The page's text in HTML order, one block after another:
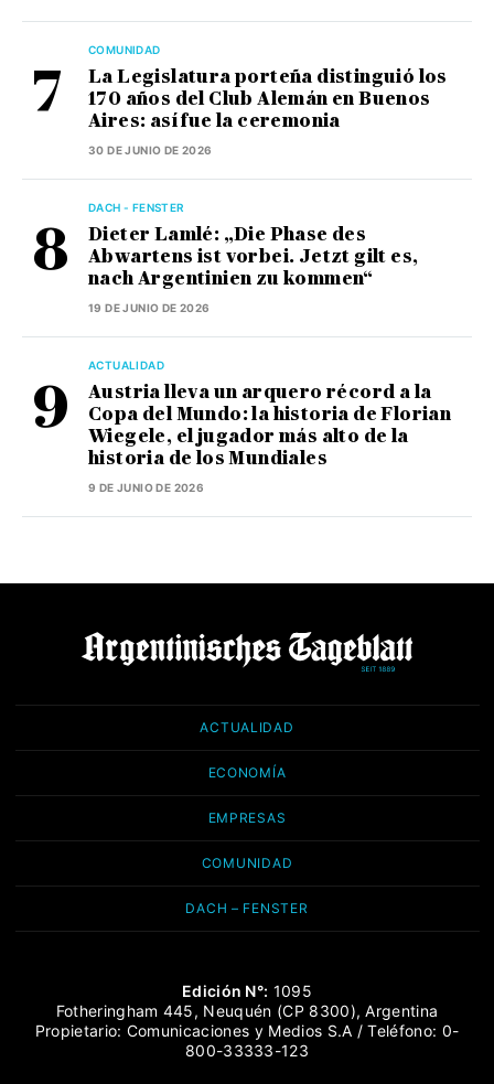
COMUNIDAD
La Legislatura porteña distinguió los
170 años del Club Alemán en Buenos
Aires: así fue la ceremonia
30 DE JUNIO DE 2026
DACH - FENSTER
Dieter Lamlé: „Die Phase des
Abwartens ist vorbei. Jetzt gilt es,
nach Argentinien zu kommen“
19 DE JUNIO DE 2026
ACTUALIDAD
Austria lleva un arquero récord a la
Copa del Mundo: la historia de Florian
Wiegele, el jugador más alto de la
historia de los Mundiales
9 DE JUNIO DE 2026
ACTUALIDAD
ECONOMÍA
EMPRESAS
COMUNIDAD
DACH – FENSTER
Edición N°: 1095
Fotheringham 445, Neuquén (CP 8300), Argentina
Propietario: Comunicaciones y Medios S.A / Teléfono: 0-
800-33333-123